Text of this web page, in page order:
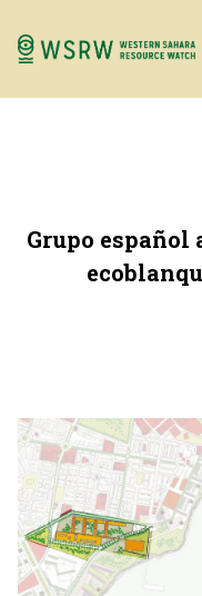
Grupo español